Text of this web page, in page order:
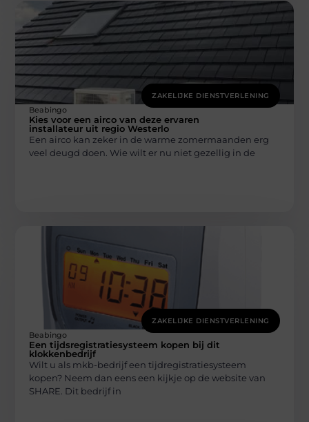
ZAKELIJKE DIENSTVERLENING
Beabingo
Kies voor een airco van deze ervaren
installateur uit regio Westerlo
Een airco kan zeker in de warme zomermaanden erg
veel deugd doen. Wie wilt er nu niet gezellig in de
ZAKELIJKE DIENSTVERLENING
Beabingo
Een tijdsregistratiesysteem kopen bij dit
klokkenbedrijf
Wilt u als mkb-bedrijf een tijdregistratiesysteem
kopen? Neem dan eens een kijkje op de website van
SHARE. Dit bedrijf in